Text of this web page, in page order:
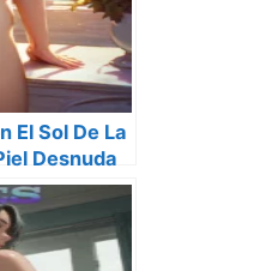
El Sol De La
Desnuda